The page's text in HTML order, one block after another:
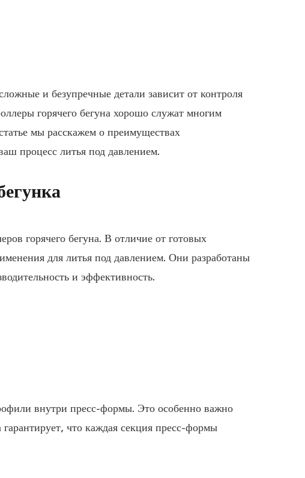
и безупречные детали зависит от контроля
горячего бегуна хорошо служат многим
мы расскажем о преимуществах
процесс литья под давлением.
горячего бегуна. В отличие от готовых
для литья под давлением. Они разработаны
и эффективность.
внутри пресс-формы. Это особенно важно
что каждая секция пресс-формы